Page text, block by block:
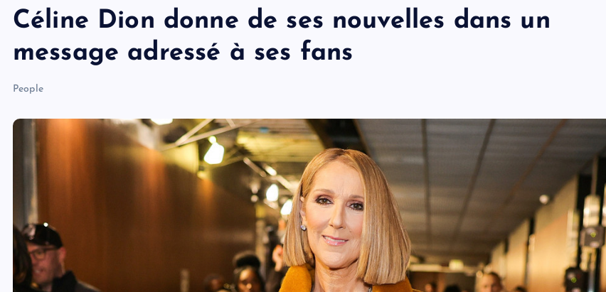
Céline Dion donne de ses nouvelles dans un
message adressé à ses fans
People